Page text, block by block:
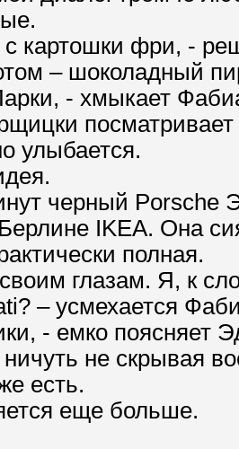
с картошки фри, -
– шоколадный
- хмыкает
улыбается.
черный Porsche
IKEA. Она
полная.
глазам. Я, к
– усмехается
- емко поясняет
ничуть не скрывая
есть.
еще больше.